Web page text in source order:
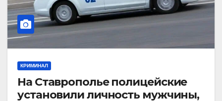
КРИМИНАЛ
На Ставрополье полицейские
установили личность мужчины,